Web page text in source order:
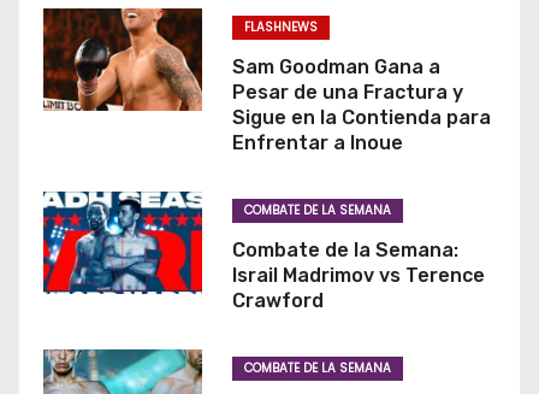
FLASHNEWS
Sam Goodman Gana a
Pesar de una Fractura y
Sigue en la Contienda para
Enfrentar a Inoue
COMBATE DE LA SEMANA
Combate de la Semana:
Israil Madrimov vs Terence
Crawford
COMBATE DE LA SEMANA